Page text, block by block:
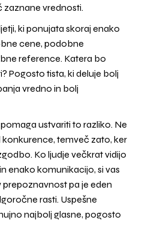
vrednosti.
ki ponujata skoraj enako
cene, podobne
reference. Katera bo
Pogosto tista, ki deluje bolj
vredno in bolj
ustvariti to razliko. Ne
konkurence, temveč zato, ker
Ko ljudje večkrat vidijo
enako komunikacijo, si vas
pa je eden
rasti. Uspešne
najbolj glasne, pogosto